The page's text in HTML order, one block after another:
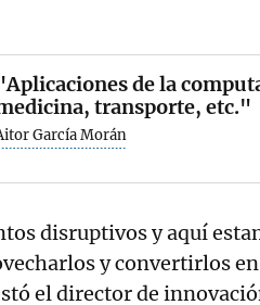
de la
transporte, etc."
García Morán
disruptivos y aquí
y convertirlos
el director de